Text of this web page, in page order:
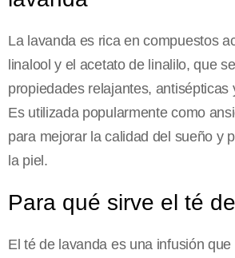
La lavanda es rica en compuestos
linalool y el acetato de linalilo, que
propiedades relajantes, antisépticas
Es utilizada popularmente como
para mejorar la calidad del sueño y
la piel.
Para qué sirve el té
El té de lavanda es una infusión